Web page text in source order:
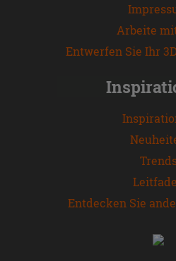
Arbeite
Entwerfen Sie Ihr
Entdecken Sie